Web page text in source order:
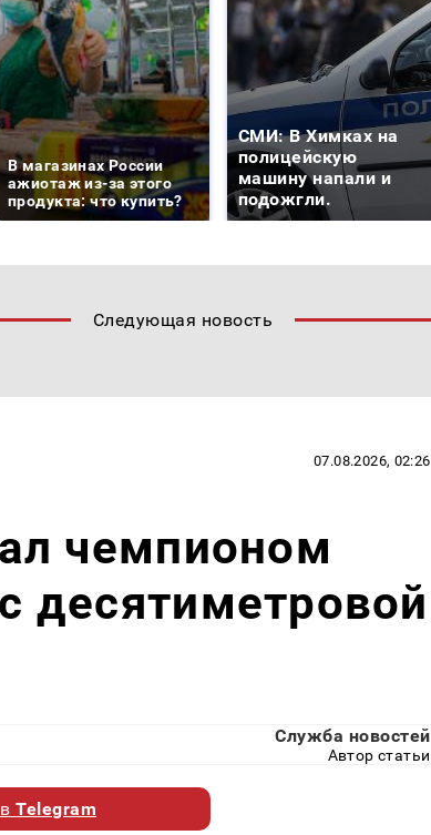
В магазинах России
ажиотаж из-за этого
продукта: что купить?
СМИ: В Химках на
полицейскую
машину напали и
подожгли.
Следующая новость
07.08.2026, 02:26
чемпионом
десятиметровой
Служба новостей
Автор статьи
вTelegram